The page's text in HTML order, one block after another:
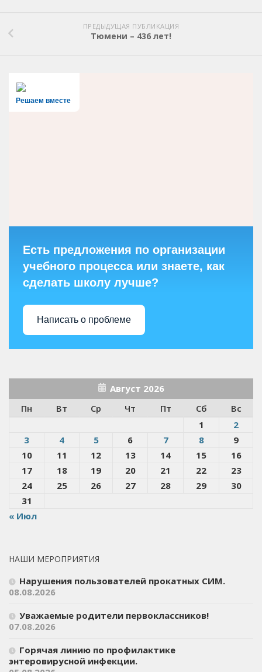
ПРЕДЫДУЩАЯ ПУБЛИКАЦИЯ
Тюмени – 436 лет!
Решаем вместе
Есть предложения по организации
учебного процесса или знаете, как
сделать школу лучше?
Написать о проблеме
Август 2026
Пн
Вт Ср Чт Пт Сб
Вс
1
2
3
4 5 6 7 8
9
10
11 12 13 14 15
16
17
18 19 20 21 22
23
24
25 26 27 28 29
30
31
« Июл
НАШИ МЕРОПРИЯТИЯ
Нарушения пользователей прокатных СИМ.
08.08.2026
Уважаемые родители первоклассников!
07.08.2026
Горячая линию по профилактике
энтеровирусной инфекции.